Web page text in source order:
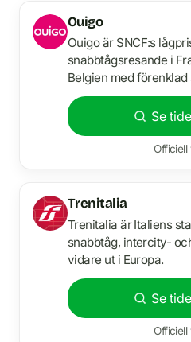
Ouigo
Ouigo är SNCF:s
snabbtågsresande i
Belgien med
Se
Officiell
Trenitalia
Trenitalia är Italiens
snabbtåg, intercity-
vidare ut i Europa.
Se
Officiell